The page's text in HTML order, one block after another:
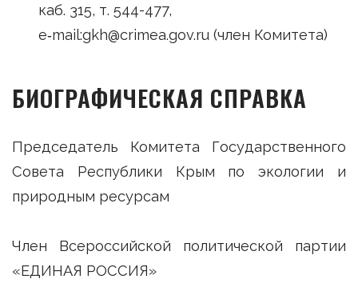
каб. 315, т. 544-477,
e‑mail:gkh@crimea.gov.ru (член Комитета)
БИОГРАФИЧЕСКАЯ СПРАВКА
Председатель Комитета Государственного
Совета Республики Крым по экологии и
природным ресурсам
Член Всероссийской политической партии
«ЕДИНАЯ РОССИЯ»